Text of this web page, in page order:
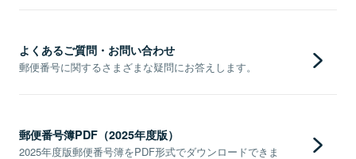
よくあるご質問・お問い合わせ
郵便番号に関するさまざまな疑問にお答えします。
郵便番号簿PDF（2025年度版）
2025年度版郵便番号簿をPDF形式でダウンロードできま